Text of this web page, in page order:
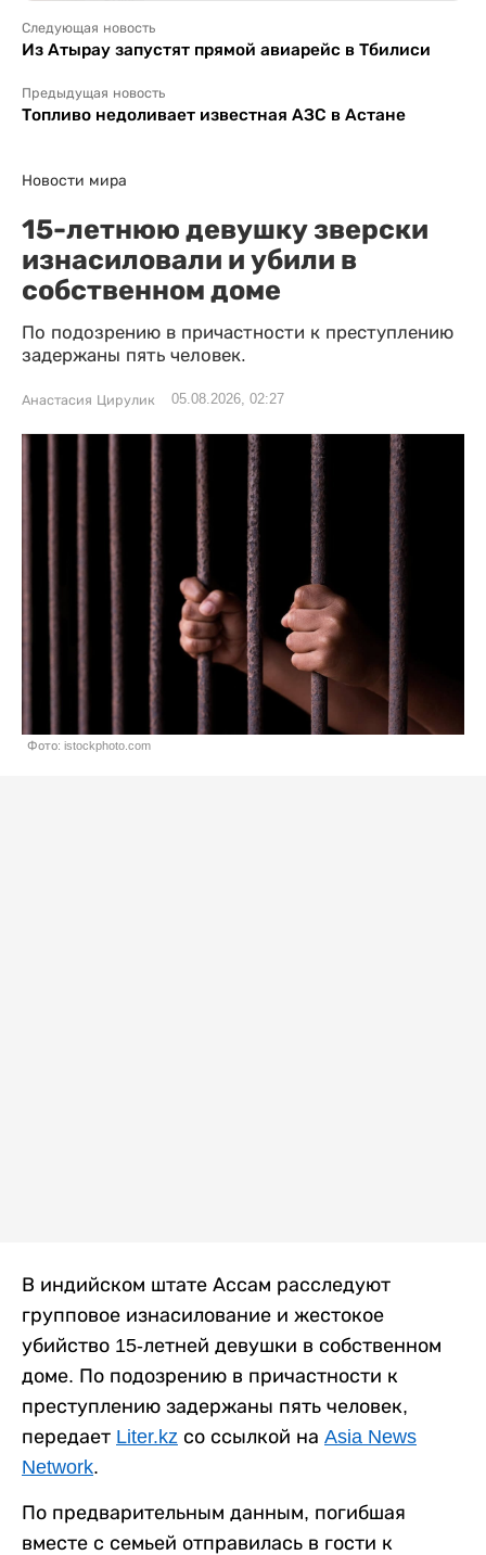
Следующая новость
Из Атырау запустят прямой авиарейс в Тбилиси
Предыдущая новость
Топливо недоливает известная АЗС в Астане
Новости мира
15-летнюю девушку зверски
изнасиловали и убили в
собственном доме
По подозрению в причастности к преступлению
задержаны пять человек.
Анастасия Цирулик 05.08.2026, 02:27
Фото: istockphoto.com
В индийском штате Ассам расследуют
групповое изнасилование и жестокое
убийство 15-летней девушки в собственном
доме. По подозрению в причастности к
преступлению задержаны пять человек,
передает Liter.kz со ссылкой на Asia News
Network.
По предварительным данным, погибшая
вместе с семьей отправилась в гости к